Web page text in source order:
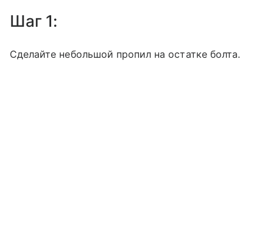
Шаг 1:
Сделайте небольшой пропил на остатке болта.